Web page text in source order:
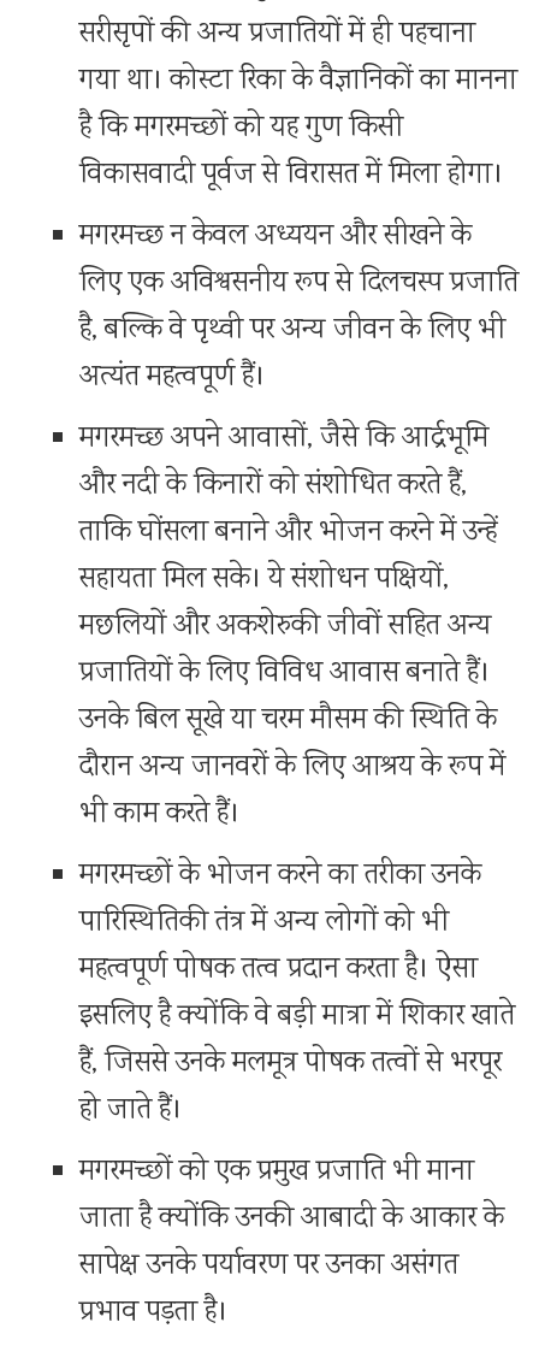
सरीसृपों की अन्य प्रजातियों में ही पहचाना
गया था। कोस्टा रिका के वैज्ञानिकों का मानना
​​है कि मगरमच्छों को यह गुण किसी
विकासवादी पूर्वज से विरासत में मिला होगा।
मगरमच्छ न केवल अध्ययन और सीखने के
लिए एक अविश्वसनीय रूप से दिलचस्प प्रजाति
है, बल्कि वे पृथ्वी पर अन्य जीवन के लिए भी
अत्यंत महत्वपूर्ण हैं।
मगरमच्छ अपने आवासों, जैसे कि आर्द्रभूमि
और नदी के किनारों को संशोधित करते हैं,
ताकि घोंसला बनाने और भोजन करने में उन्हें
सहायता मिल सके। ये संशोधन पक्षियों,
मछलियों और अकशेरुकी जीवों सहित अन्य
प्रजातियों के लिए विविध आवास बनाते हैं।
उनके बिल सूखे या चरम मौसम की स्थिति के
दौरान अन्य जानवरों के लिए आश्रय के रूप में
भी काम करते हैं।
मगरमच्छों के भोजन करने का तरीका उनके
पारिस्थितिकी तंत्र में अन्य लोगों को भी
महत्वपूर्ण पोषक तत्व प्रदान करता है। ऐसा
इसलिए है क्योंकि वे बड़ी मात्रा में शिकार खाते
हैं, जिससे उनके मलमूत्र पोषक तत्वों से भरपूर
हो जाते हैं।
मगरमच्छों को एक प्रमुख प्रजाति भी माना
जाता है क्योंकि उनकी आबादी के आकार के
सापेक्ष उनके पर्यावरण पर उनका असंगत
प्रभाव पड़ता है।